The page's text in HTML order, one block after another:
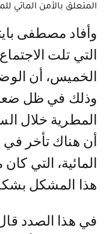
المتعلق بالأمن المائي
وأفاد مصطفى بايتاس، في الندوة الصحفية
التي تلت
الخميس، أن
وذلك في ظل
المطرية خلال
أن هناك تأخر
المائية، التي
هذا المشكل
في هذا الصدد